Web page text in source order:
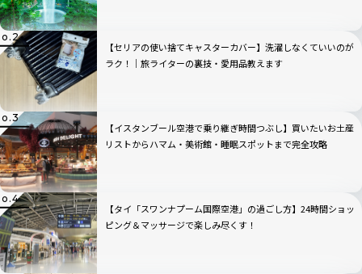
【セリアの使い捨てキャスターカバー】洗濯しなくていいのが
ラク！｜旅ライターの裏技・愛用品教えます
【イスタンブール空港で乗り継ぎ時間つぶし】買いたいお土産
リストからハマム・美術館・睡眠スポットまで完全攻略
【タイ「スワンナプーム国際空港」の過ごし方】24時間ショッ
ピング＆マッサージで楽しみ尽くす！